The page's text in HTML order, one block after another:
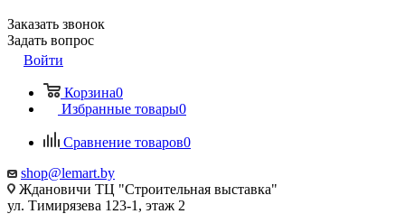
Заказать звонок
Задать вопрос
Войти
Корзина0
Избранные товары0
Сравнение товаров0
shop@lemart.by
Ждановичи ТЦ "Строительная выставка"
ул. Тимирязева 123-1, этаж 2